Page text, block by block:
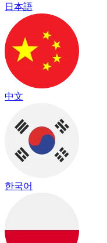
日本語
中文
한국어